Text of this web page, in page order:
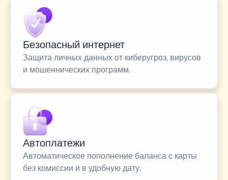
Безопасный интернет
Защита личных данных от киберугроз, вирусов
и мошеннических программ.
Автоплатежи
Автоматическое пополнение баланса с карты
без комиссии и в удобную дату.